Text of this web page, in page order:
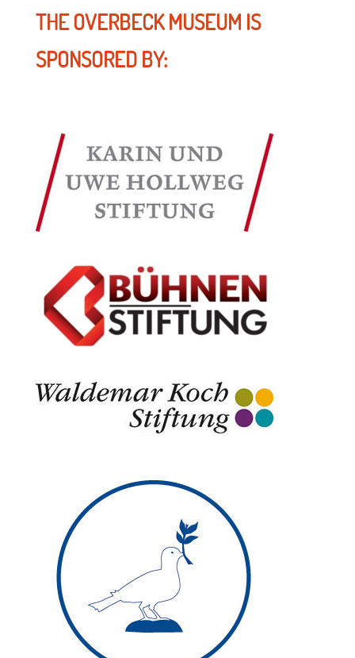
THE OVERBECK MUSEUM IS
SPONSORED BY: